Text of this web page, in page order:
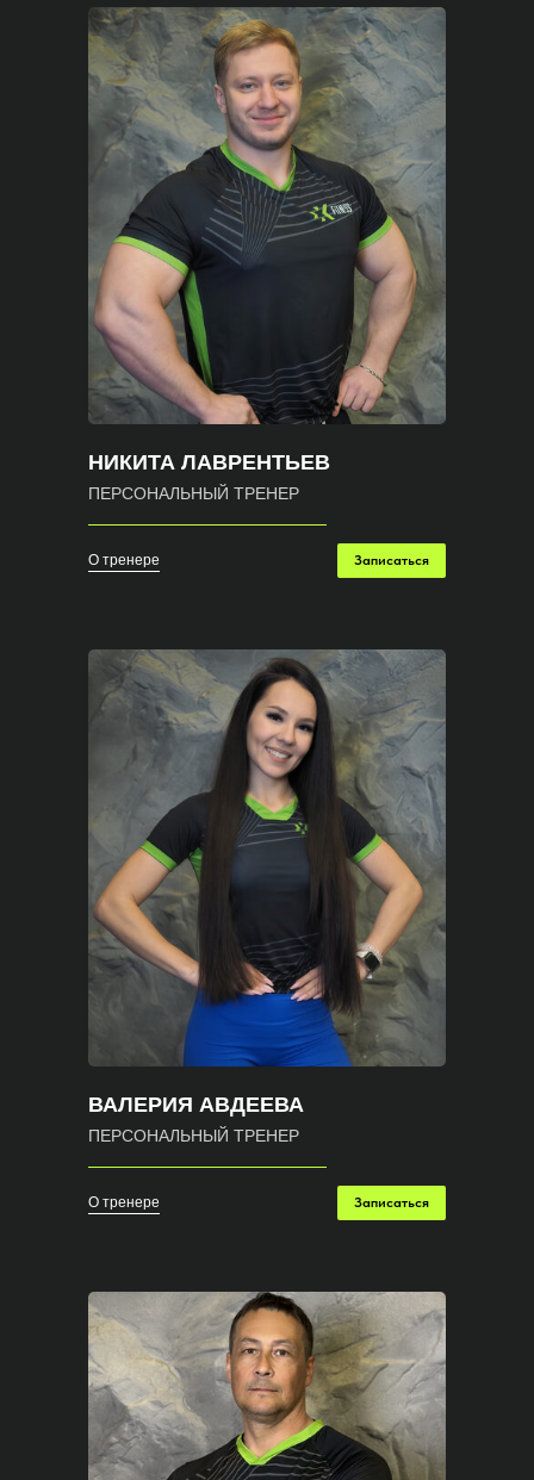
НИКИТА ЛАВРЕНТЬЕВ
ПЕРСОНАЛЬНЫЙ ТРЕНЕР
О тренере Записаться
ВАЛЕРИЯ АВДЕЕВА
ПЕРСОНАЛЬНЫЙ ТРЕНЕР
О тренере Записаться